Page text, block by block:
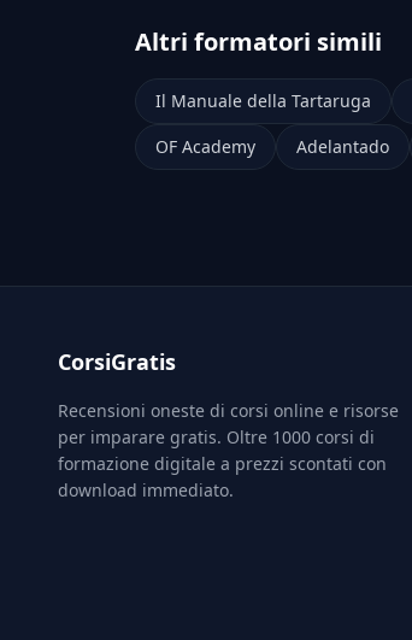
Altri formatori simili
Il Manuale della Tartaruga
OF Academy
Adelantado
CorsiGratis
Recensioni oneste di corsi online e risorse
per imparare gratis. Oltre 1000 corsi di
formazione digitale a prezzi scontati con
download immediato.